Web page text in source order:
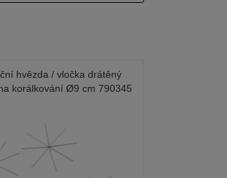
hvězda / vločka drátěný
korálkování Ø9 cm 790345